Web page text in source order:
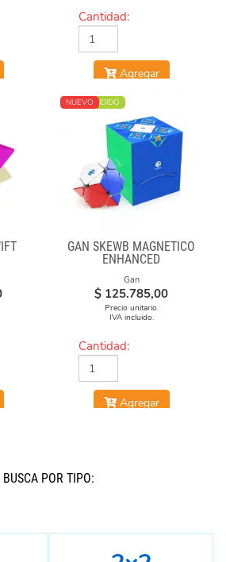
Cantidad:
Agregar
MÁS VENDIDO
NUEVO
GAN SKEWB MAGNETICO
ENHANCED
Gan
$ 125.785,00
Precio unitario.
IVA incluido.
Cantidad:
Agregar
BUSCÁ POR TIPO: